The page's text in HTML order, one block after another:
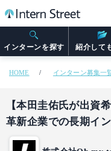
インターンを探す 紹介して
HOME インターン募集一
【本田圭佑氏が出資
革新企業での長期イ